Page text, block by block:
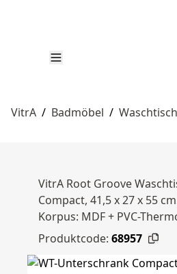
VitrA / Badmöbel /
VitrA Root Groove
Compact, 41,5 x 27 x 55
Korpus: MDF + PVC-
Produktcode: 68957